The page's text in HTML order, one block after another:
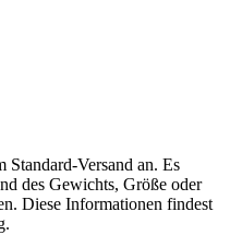
Versand an. Es
des Gewichts, Größe oder
Diese Informationen findest